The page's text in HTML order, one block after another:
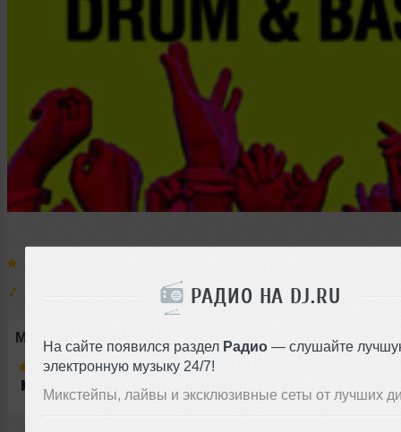
РАДИО НА DJ.RU
На сайте появился раздел Радио — слушайте
электронную музыку 24/7!
Микстейпы, лайвы и эксклюзивные сеты от лучших
Миксы выступающих артистов:
Lady Waks—Live Mix (IBWT Boiler | Ритмы)